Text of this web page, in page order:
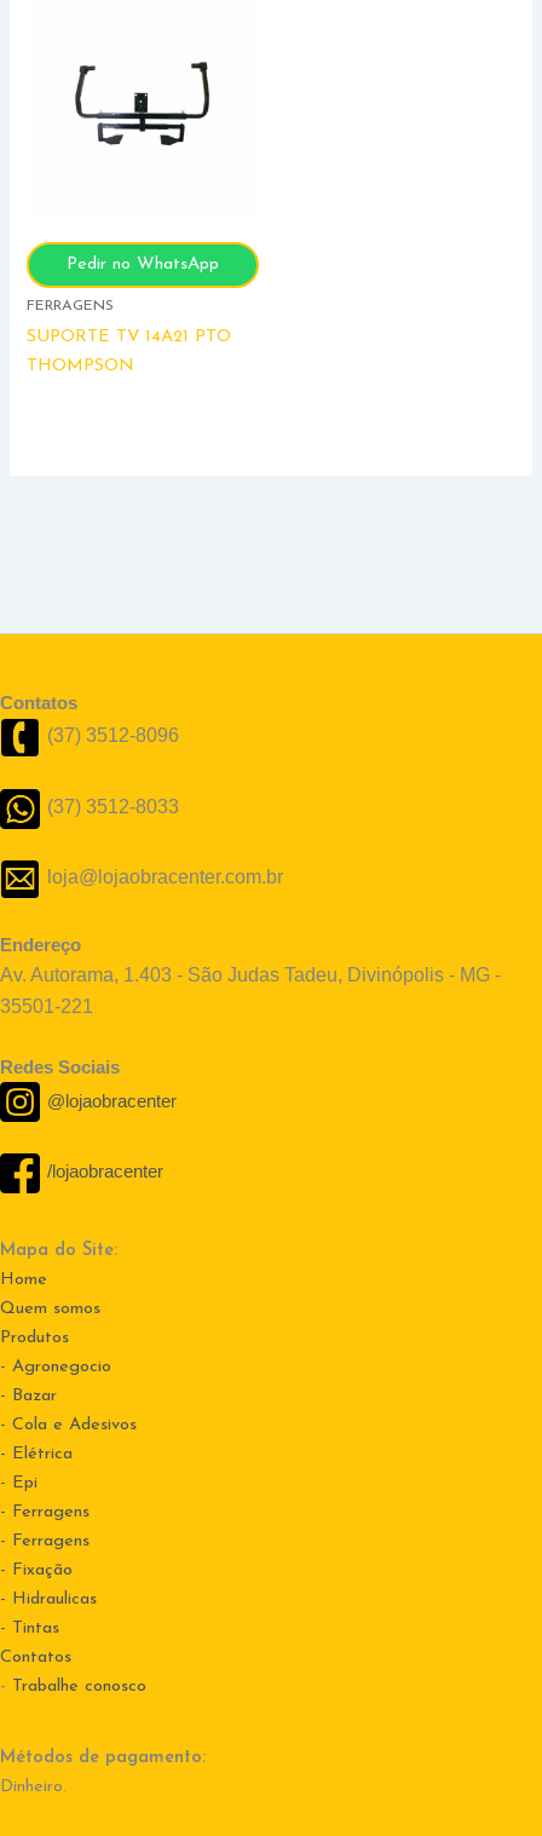
Pedir no WhatsApp
FERRAGENS
SUPORTE TV 14A21 PTO
THOMPSON
Contatos
(37) 3512-8096
(37) 3512-8033
loja@lojaobracenter.com.br
Endereço
Av. Autorama, 1.403 - São Judas Tadeu, Divinópolis - MG -
35501-221
Redes Sociais
@lojaobracenter
/lojaobracenter
Mapa do Site:
Home
Quem somos
Produtos
- Agronegocio
- Bazar
- Cola e Adesivos
- Elétrica
- Epi
- Ferragens
- Ferragens
- Fixação
- Hidraulicas
- Tintas
Contatos
- Trabalhe conosco
Métodos de pagamento:
Dinheiro.